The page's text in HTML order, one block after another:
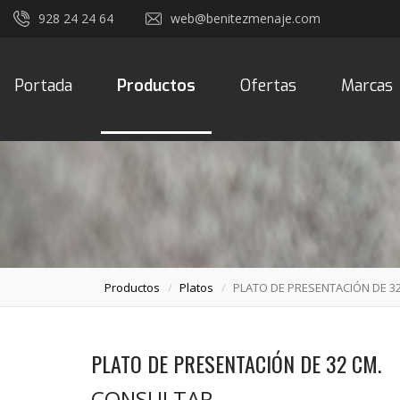
928 24 24 64 web@benitezmenaje.com
Portada Productos Ofertas Marcas
Productos Platos PLATO DE PRESENTACIÓN DE
PLATO DE PRESENTACIÓN DE 32 CM.